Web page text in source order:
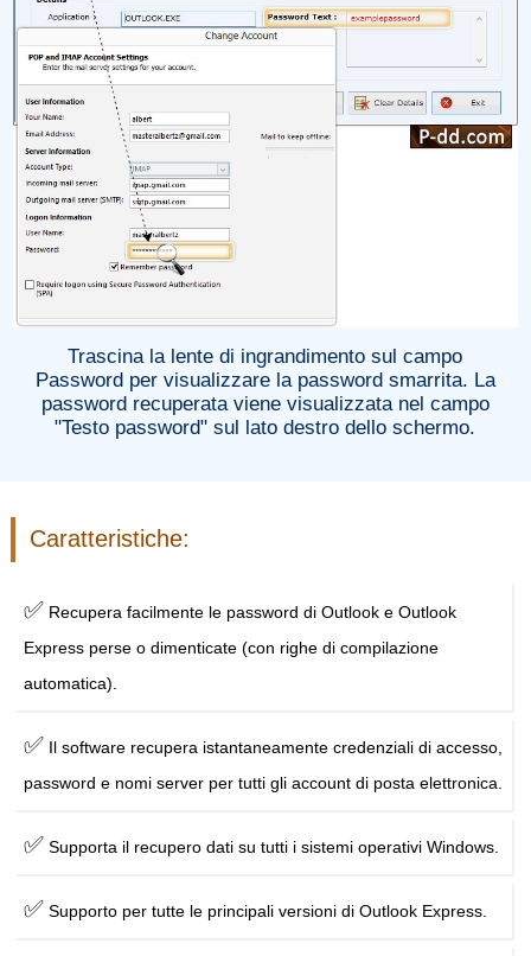
Trascina la lente di ingrandimento sul campo
Password per visualizzare la password smarrita. La
password recuperata viene visualizzata nel campo
"Testo password" sul lato destro dello schermo.
Caratteristiche:
✅ Recupera facilmente le password di Outlook e Outlook
Express perse o dimenticate (con righe di compilazione
automatica).
✅ Il software recupera istantaneamente credenziali di accesso,
password e nomi server per tutti gli account di posta elettronica.
✅ Supporta il recupero dati su tutti i sistemi operativi Windows.
✅ Supporto per tutte le principali versioni di Outlook Express.